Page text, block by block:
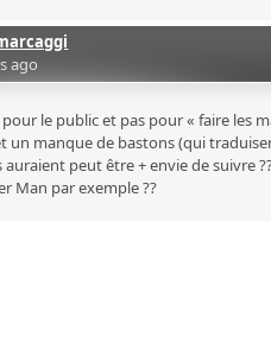
ago
le public et pas pour « faire les
un manque de bastons (qui
peut être + envie de suivre
Man par exemple ??